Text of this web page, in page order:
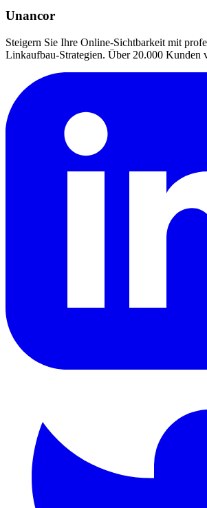
Unancor
Steigern Sie Ihre Online-Sichtbarkeit mit
Linkaufbau-Strategien. Über 20.000 Kunden